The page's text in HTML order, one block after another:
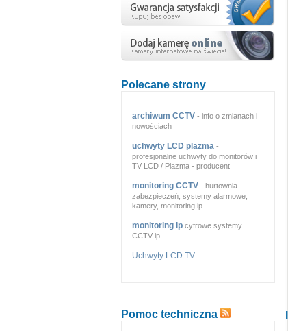
Polecane strony
archiwum CCTV - info o zmianach i
nowościach
uchwyty LCD plazma -
profesjonalne uchwyty do monitorów i
TV LCD / Plazma - producent
monitoring CCTV - hurtownia
zabezpieczeń, systemy alarmowe,
kamery, monitoring ip
monitoring ip cyfrowe systemy
CCTV ip
Uchwyty LCD TV
Pomoc techniczna